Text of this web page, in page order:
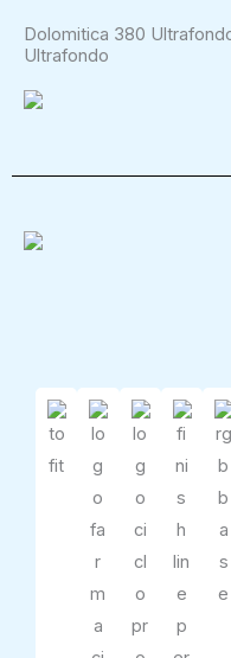
Dolomitica 380
Ultrafondo